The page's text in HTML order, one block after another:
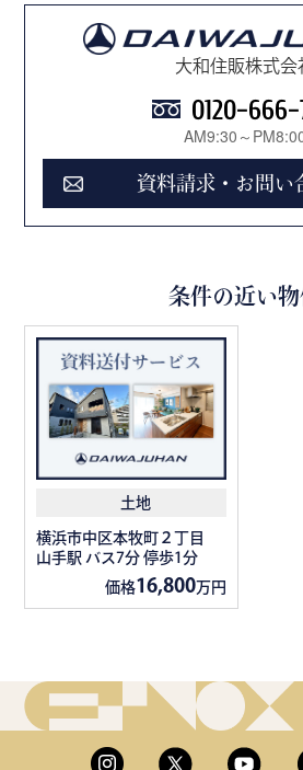
大和住販株式会
0120-666-
AM9:30～
資料請求・お問い
条件の近い
土地
横浜市中区本牧町２丁目
山手駅 バス7分 停歩1分
価格16,800万円